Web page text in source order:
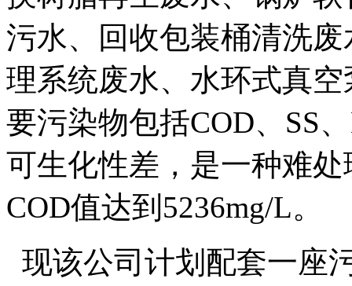
污水、回收包装桶清洗
理系统废水、水环式真
要污染物包括COD、SS
可生化性差，是一种难
COD值达到5236mg/L。
现该公司计划配套一座